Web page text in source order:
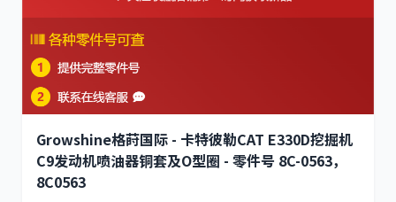
Growshine格莳国际 - 卡特彼勒CAT E330D挖掘机
C9发动机喷油器铜套及O型圈 - 零件号 8C-0563，
8C0563